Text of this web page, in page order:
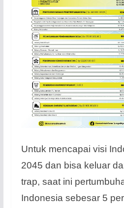
Untuk mencapai visi
2045 dan bisa keluar
trap, saat ini
Indonesia sebesar 5